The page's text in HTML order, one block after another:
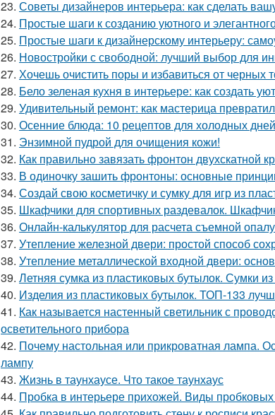
23. Советы дизайнеров интерьера: как сделать
24. Простые шаги к созданию уютного и
25. Простые шаги к дизайнерскому интерьеру:
26. Новостройки с свободной: лучший выбор для
27. Хочешь очистить поры и избавиться от черных
28. Бело зеленая кухня в интерьере: как создать
29. Удивительный ремонт: как мастерица
30. Осенние блюда: 10 рецептов для холодных дней
31. Энзимной пудрой для очищения кожи!
32. Как правильно завязать фронтон
33. В одиночку зашить фронтоны: основные
34. Создай свою косметичку и сумку для игр из
35. Шкафчики для спортивных раздевалок.
36. Онлайн-калькулятор для расчета съемной
37. Утепление железной двери: простой способ
38. Утепление металлической входной двери:
39. Летняя сумка из пластиковых бутылок. Сумки
40. Изделия из пластиковых бутылок. ТОП-133
41. Как называется настенный светильник с
осветительного прибора
42. Почему настольная или прикроватная лампа.
лампу
43. Жизнь в таунхаусе. Что такое таунхаус
44. Пробка в интерьере прихожей. Виды